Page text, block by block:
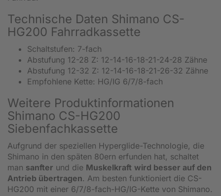
Technische Daten Shimano CS-
HG200 Fahrradkassette
Schaltstufen: 7-fach
Abstufung 12-28 Z: 12-14-16-18-21-24-28 Zähne
Abstufung 12-32 Z: 12-14-16-18-21-26-32 Zähne
Empfohlene Kette: HG/IG 6/7/8-fach
Weitere Produktinformationen
Shimano CS-HG200
Siebenfachkassette
Aufgrund der speziellen Hyperglide-Technologie, die
Shimano in den späten 80ern erfunden hat, schaltet
man sanfter und die Muskelkraft wird besser auf den
Antrieb übertragen. Am besten funktioniert die CS-
HG200 mit einer 6/7/8-fach-HG/IG-Kette von Shimano.